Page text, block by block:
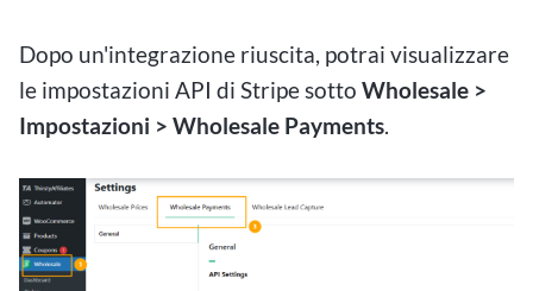
Dopo un'integrazione riuscita, potrai visualizzare
le impostazioni API di Stripe sotto Wholesale >
Impostazioni > Wholesale Payments.